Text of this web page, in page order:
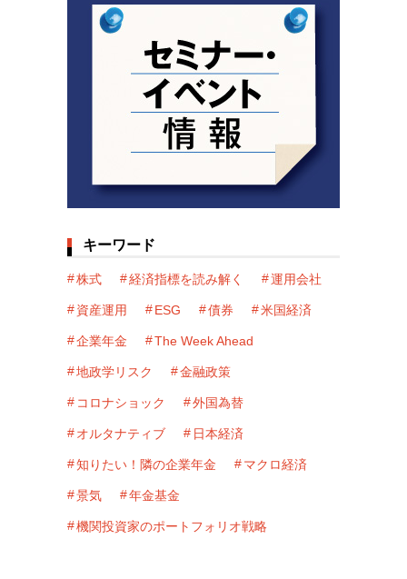
キーワード
株式 経済指標を読み解く 運用会社
資産運用 ESG 債券 米国経済
企業年金 The Week Ahead
地政学リスク 金融政策
コロナショック 外国為替
オルタナティブ 日本経済
知りたい！隣の企業年金 マクロ経済
景気 年金基金
機関投資家のポートフォリオ戦略